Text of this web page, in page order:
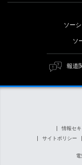
個人投資家の皆さま
株式と社債について
トップメッセージ
ESG方針・体制
マテリアリティ（
ESGの主な取り組み
外部評価・イニシ
障がい者採用
ソー
ソ
報道
情報セ
サイトポリシー